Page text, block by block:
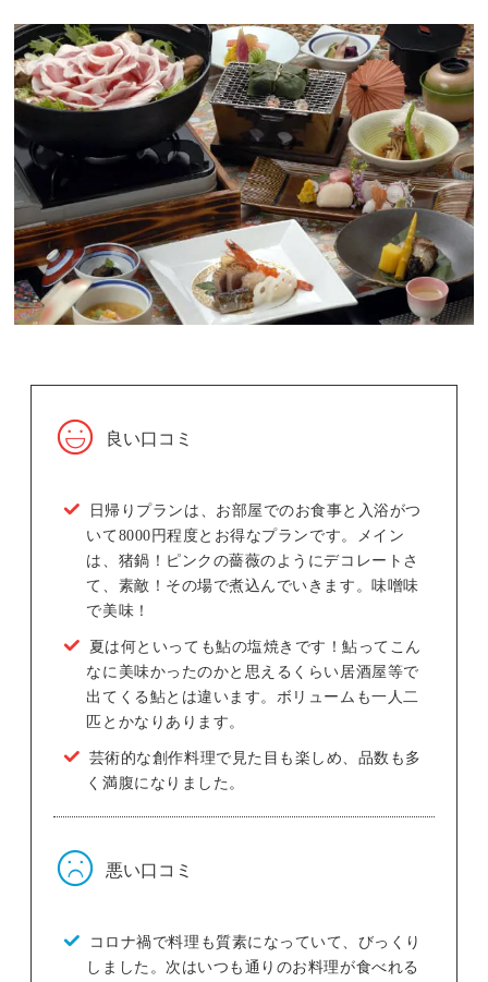
良い口コミ
日帰りプランは、お部屋でのお食事と入浴がつ
いて8000円程度とお得なプランです。メイン
は、猪鍋！ピンクの薔薇のようにデコレートさ
て、素敵！その場で煮込んでいきます。味噌味
で美味！
夏は何といっても鮎の塩焼きです！鮎ってこん
なに美味かったのかと思えるくらい居酒屋等で
出てくる鮎とは違います。ボリュームも一人二
匹とかなりあります。
芸術的な創作料理で見た目も楽しめ、品数も多
く満腹になりました。
悪い口コミ
コロナ禍で料理も質素になっていて、びっくり
しました。次はいつも通りのお料理が食べれる